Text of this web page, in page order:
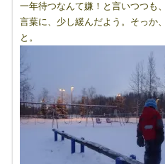
一年待つなんて嫌！と言いつつも
言葉に、少し緩んだよう。そっか
と。